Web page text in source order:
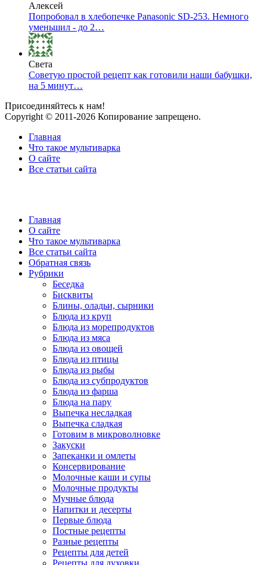
Алексей
Попробовал в хлебопечке Panasonic SD-253. Немного
уменьшил - до 2…
Света
Советую простой рецепт как готовили наши бабушки,
на 5 минут…
Присоединяйтесь к нам!
Copyright © 2011-2026 Копирование запрещено.
Главная
Что такое мультиварка
О сайте
Все статьи сайта
Главная
О сайте
Что такое мультиварка
Все статьи сайта
Обратная связь
Рубрики
Беседка
Бисквиты
Блины, оладьи, сырники
Блюда из круп
Блюда из морепродуктов
Блюда из мяса
Блюда из овощей
Блюда из птицы
Блюда из рыбы
Блюда из субпродуктов
Блюда из фарша
Блюда на пару
Выпечка несладкая
Выпечка сладкая
Готовим в микроволновке
Закуски
Запеканки и омлеты
Консервирование
Молочные каши и супы
Молочные продукты
Мучные блюда
Напитки и десерты
Первые блюда
Постные рецепты
Разные рецепты
Рецепты для детей